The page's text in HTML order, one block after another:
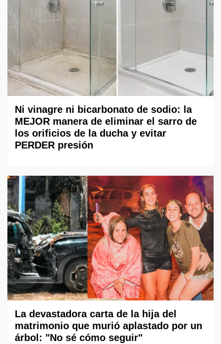
Ni vinagre ni bicarbonato de sodio: la
MEJOR manera de eliminar el sarro de
los orificios de la ducha y evitar
PERDER presión
La devastadora carta de la hija del
matrimonio que murió aplastado por un
árbol: "No sé cómo seguir"